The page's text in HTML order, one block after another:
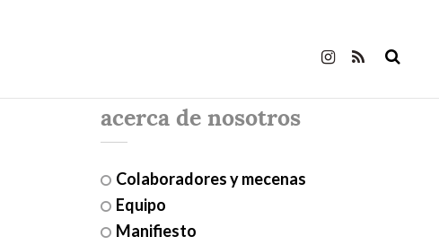
acerca de nosotros
Colaboradores y mecenas
Equipo
Manifiesto